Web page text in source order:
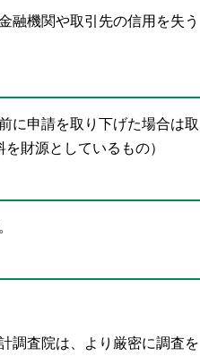
融機関や取引先の信用を失う
に申請を取り下げた場合は取
財源としているもの）
調査院は、より厳密に調査を